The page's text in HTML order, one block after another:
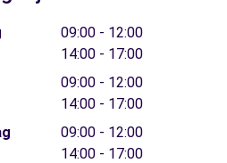
09:00 - 12:00
14:00 - 17:00
09:00 - 12:00
14:00 - 17:00
09:00 - 12:00
14:00 - 17:00